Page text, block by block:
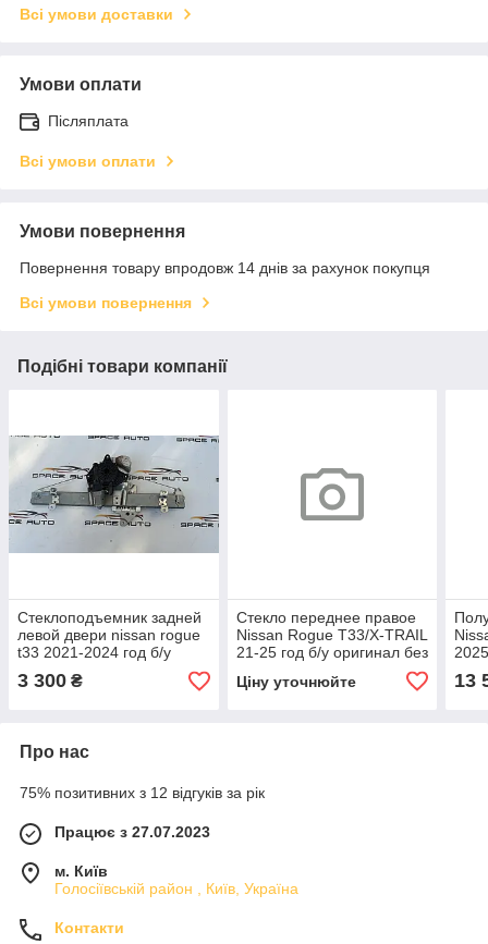
Всі умови доставки
Умови оплати
Післяплата
Всі умови оплати
Умови повернення
Повернення товару впродовж 14 днів за рахунок покупця
Всі умови повернення
Подібні товари компанії
Стеклоподъемник задней
левой двери nissan rogue
t33 2021-2024 год б/у
оригинал в отличном
состоянии
3 300 ₴
Стекло переднее правое
Nissan Rogue T33/X-TRAIL
21-25 год б/у оригинал без
Ціну уточнюйте 13
Про нас
75% позитивних з 12 відгуків за рік
Працює з 27.07.2023
м. Київ
Голосіївській район , Київ, Україна
Контакти